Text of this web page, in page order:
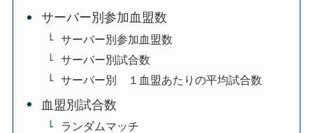
サーバー別参加血盟数
サーバー別参加血盟数
サーバー別試合数
サーバー別 １血盟あたりの平均試合数
血盟別試合数
ランダムマッチ